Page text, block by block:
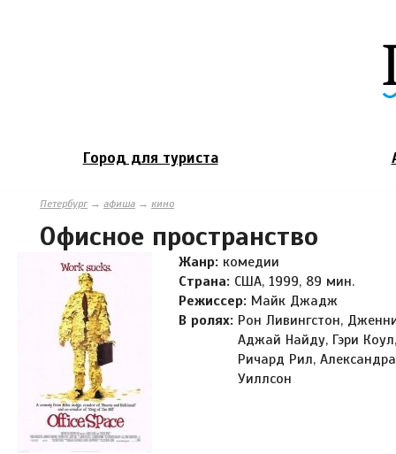
Город для туриста
Петербург→ афиша → кино
Офисное пространство
Жанр: комедии
Страна: США, 1999, 89 мин.
Режиссер: Майк Джадж
В ролях: Рон Ливингстон,
Аджай Найду, Гэри
Ричард Рил,
Уиллсон